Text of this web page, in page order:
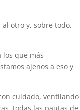
otro y, sobre todo,
que más
ajenos a eso y
cuidado, ventilando